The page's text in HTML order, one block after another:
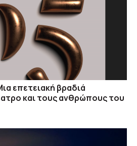
επετειακή βραδιά
και τους ανθρώπους του